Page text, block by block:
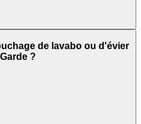
de lavabo ou d'évier
?